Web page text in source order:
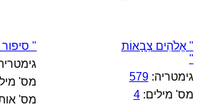
" אֱלֹהִים צְבָאוֹת
"
גימטריה:579
מס' מילים:4
"
מס'
מס'